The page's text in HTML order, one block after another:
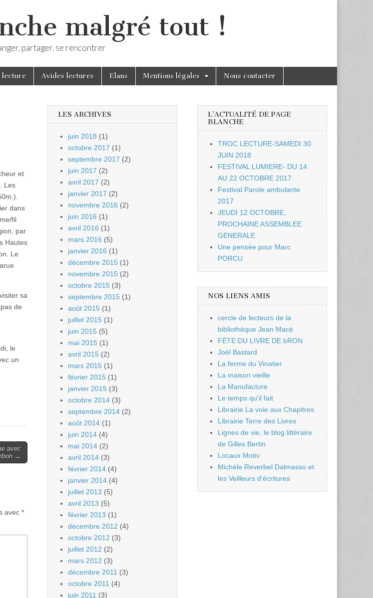
malgré tout !
partager, se rencontrer
lecture Avides lectures Elans Mentions légales Nous contacter
et
Les
dans
fil
par
Hautes
Le
sa
de
le
un
avec
→
avec *
LES ARCHIVES
juin 2018 (1)
octobre 2017 (1)
septembre 2017 (2)
juin 2017 (2)
avril 2017 (2)
janvier 2017 (2)
novembre 2016 (2)
juin 2016 (1)
avril 2016 (1)
mars 2016 (5)
janvier 2016 (1)
décembre 2015 (1)
novembre 2015 (2)
octobre 2015 (3)
septembre 2015 (1)
août 2015 (1)
juillet 2015 (1)
juin 2015 (5)
mai 2015 (1)
avril 2015 (2)
mars 2015 (1)
février 2015 (1)
janvier 2015 (3)
octobre 2014 (3)
septembre 2014 (2)
août 2014 (1)
juin 2014 (4)
mai 2014 (2)
avril 2014 (3)
février 2014 (4)
janvier 2014 (4)
juillet 2013 (5)
avril 2013 (5)
février 2013 (1)
décembre 2012 (4)
octobre 2012 (3)
juillet 2012 (2)
mars 2012 (3)
décembre 2011 (3)
octobre 2011 (4)
juin 2011 (3)
L’ACTUALITÉ DE PAGE
BLANCHE
TROC LECTURE-SAMEDI 30
JUIN 2018
FESTIVAL LUMIERE- DU 14
AU 22 OCTOBRE 2017
Festival Parole ambulante
2017
JEUDI 12 OCTOBRE,
PROCHAINE ASSEMBLEE
GENERALE
Une pensée pour Marc
PORCU
NOS LIENS AMIS
cercle de lecteurs de la
bibliothèque Jean Macé
FËTE DU LIVRE DE bRON
Joël Bastard
La ferme du Vinatier
La maison vieille
La Manufacture
Le temps qu'il fait
Librairie La voie aux Chapitres
Librairie Terre des Livres
Lignes de vie, le blog littéraire
de Gilles Bertin
Locaux Motiv
Michèle Reverbel Dalmasso et
les Veilleurs d'écritures